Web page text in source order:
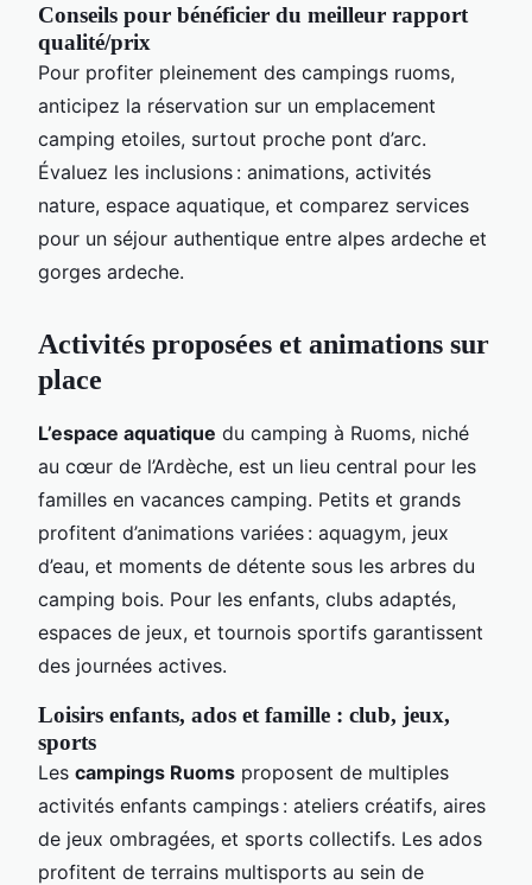
Conseils pour bénéficier du meilleur rapport
qualité/prix
Pour profiter pleinement des campings ruoms,
anticipez la réservation sur un emplacement
camping etoiles, surtout proche pont d’arc.
Évaluez les inclusions : animations, activités
nature, espace aquatique, et comparez services
pour un séjour authentique entre alpes ardeche et
gorges ardeche.
Activités proposées et animations sur
place
L’espace aquatique du camping à Ruoms, niché
au cœur de l’Ardèche, est un lieu central pour les
familles en vacances camping. Petits et grands
profitent d’animations variées : aquagym, jeux
d’eau, et moments de détente sous les arbres du
camping bois. Pour les enfants, clubs adaptés,
espaces de jeux, et tournois sportifs garantissent
des journées actives.
Loisirs enfants, ados et famille : club, jeux,
sports
Les campings Ruoms proposent de multiples
activités enfants campings : ateliers créatifs, aires
de jeux ombragées, et sports collectifs. Les ados
profitent de terrains multisports au sein de